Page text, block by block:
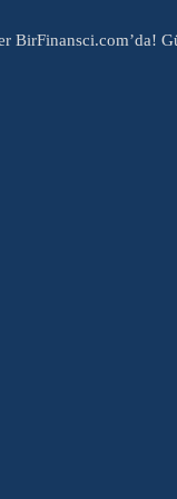
BirFinansci.com’da!